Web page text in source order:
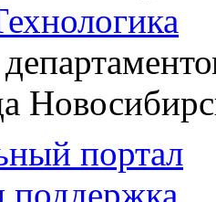
портал